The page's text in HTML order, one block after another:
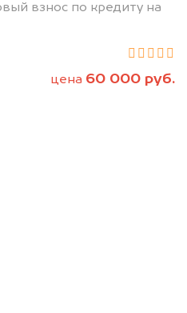
взнос по кредиту на
цена 60 000 руб.